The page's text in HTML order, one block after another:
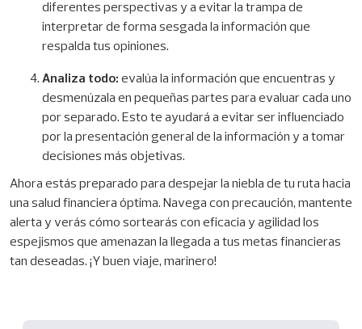
diferentes perspectivas y a evitar la trampa de
interpretar de forma sesgada la información que
respalda tus opiniones.
Analiza todo: evalúa la información que encuentras y
desmenúzala en pequeñas partes para evaluar cada uno
por separado. Esto te ayudará a evitar ser influenciado
por la presentación general de la información y a tomar
decisiones más objetivas.
Ahora estás preparado para despejar la niebla de tu ruta hacia
una salud financiera óptima. Navega con precaución, mantente
alerta y verás cómo sortearás con eficacia y agilidad los
espejismos que amenazan la llegada a tus metas financieras
tan deseadas. ¡Y buen viaje, marinero!